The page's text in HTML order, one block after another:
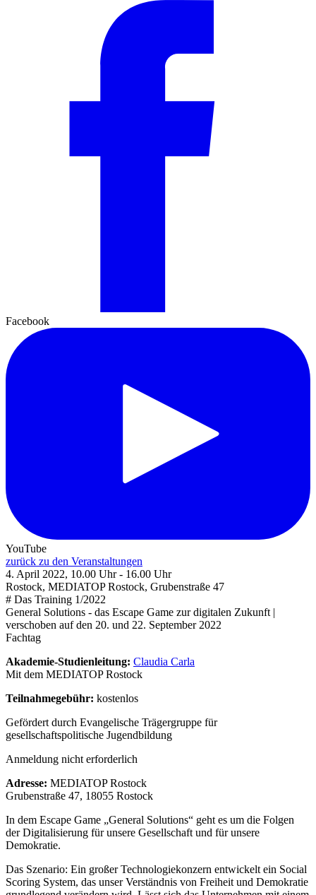
Facebook
YouTube
zurück zu den Veranstaltungen
4. April 2022, 10.00 Uhr - 16.00 Uhr
Rostock, MEDIATOP Rostock, Grubenstraße 47
# Das Training 1/2022
General Solutions - das Escape Game zur digitalen Zukunft |
verschoben auf den 20. und 22. September 2022
Fachtag
Akademie-Studienleitung: Claudia Carla
Mit dem MEDIATOP Rostock
Teilnahmegebühr: kostenlos
Gefördert durch Evangelische Trägergruppe für
gesellschaftspolitische Jugendbildung
Anmeldung nicht erforderlich
Adresse: MEDIATOP Rostock
Grubenstraße 47, 18055 Rostock
In dem Escape Game „General Solutions“ geht es um die Folgen
der Digitalisierung für unsere Gesellschaft und für unsere
Demokratie.
Das Szenario: Ein großer Technologiekonzern entwickelt ein Social
Scoring System, das unser Verständnis von Freiheit und Demokratie